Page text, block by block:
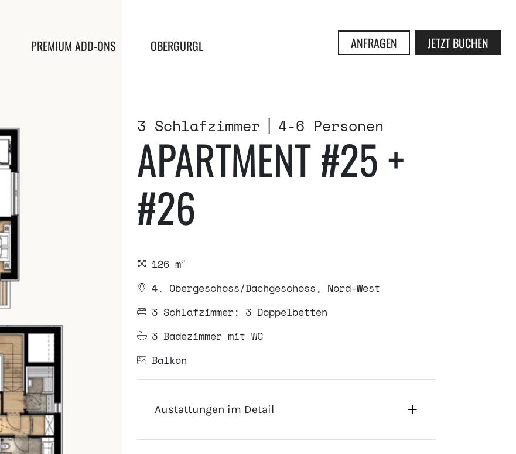
PREMIUM ADD-ONS OBERGURGL ANFRAGEN JETZT BUCHEN
3 Schlafzimmer 4-6 Personen
APARTMENT #25 +
#26
126 m2
4. Obergeschoss/Dachgeschoss, Nord-West
3 Schlafzimmer: 3 Doppelbetten
3 Badezimmer mit WC
Balkon
Austattungen im Detail